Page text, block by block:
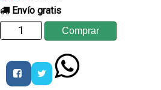
Envío gratis